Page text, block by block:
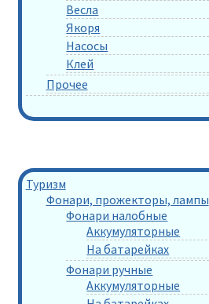
Весла
Якоря
Насосы
Клей
Прочее
Туризм
Фонари, прожекторы, лампы
Фонари налобные
Аккумуляторные
На батарейках
Фонари ручные
Аккумуляторные